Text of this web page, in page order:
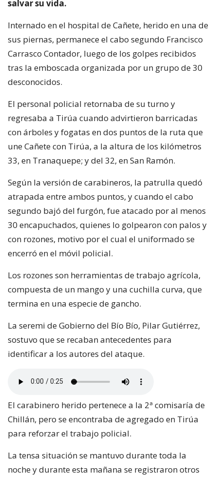
salvar su vida.
Internado en el hospital de Cañete, herido en una de
sus piernas, permanece el cabo segundo Francisco
Carrasco Contador, luego de los golpes recibidos
tras la emboscada organizada por un grupo de 30
desconocidos.
El personal policial retornaba de su turno y
regresaba a Tirúa cuando advirtieron barricadas
con árboles y fogatas en dos puntos de la ruta que
une Cañete con Tirúa, a la altura de los kilómetros
33, en Tranaquepe; y del 32, en San Ramón.
Según la versión de carabineros, la patrulla quedó
atrapada entre ambos puntos, y cuando el cabo
segundo bajó del furgón, fue atacado por al menos
30 encapuchados, quienes lo golpearon con palos y
con rozones, motivo por el cual el uniformado se
encerró en el móvil policial.
Los rozones son herramientas de trabajo agrícola,
compuesta de un mango y una cuchilla curva, que
termina en una especie de gancho.
La seremi de Gobierno del Bío Bío, Pilar Gutiérrez,
sostuvo que se recaban antecedentes para
identificar a los autores del ataque.
El carabinero herido pertenece a la 2ª comisaría de
Chillán, pero se encontraba de agregado en Tirúa
para reforzar el trabajo policial.
La tensa situación se mantuvo durante toda la
noche y durante esta mañana se registraron otros